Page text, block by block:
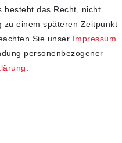
besteht das Recht, nicht
zu einem späteren Zeitpunkt
Sie unser Impressum
personenbezogener